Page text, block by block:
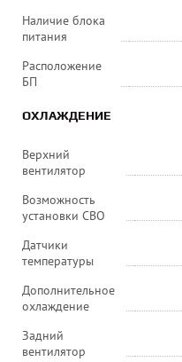
Наличие блока
питания
Расположение
БП
ОХЛАЖДЕНИЕ
Верхний
вентилятор
Возможность
установки СВО
Датчики
температуры
Дополнительное
охлаждение
Задний
вентилятор